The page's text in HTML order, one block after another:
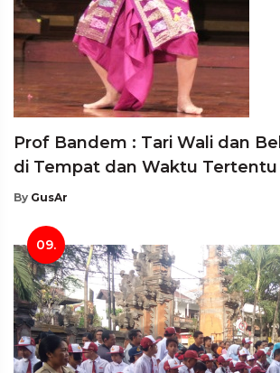
Prof Bandem : Tari Wali dan
di Tempat dan Waktu Tertentu
By GusAr
09.